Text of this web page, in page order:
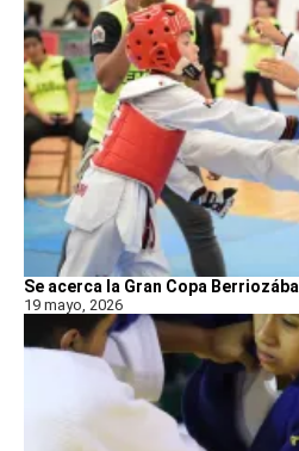
Se acerca la Gran Copa Berriozábal
19 mayo, 2026